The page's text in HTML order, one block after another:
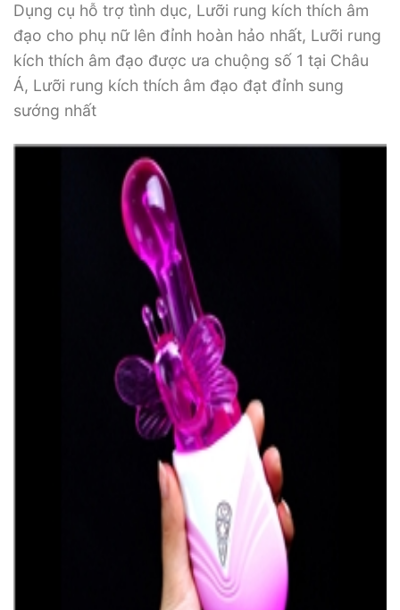
Dụng cụ hỗ trợ tình dục, Lưỡi rung kích thích âm
đạo cho phụ nữ lên đỉnh hoàn hảo nhất, Lưỡi rung
kích thích âm đạo được ưa chuộng số 1 tại Châu
Á, Lưỡi rung kích thích âm đạo đạt đỉnh sung
sướng nhất